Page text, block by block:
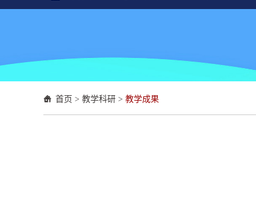
首页 > 教学科研 > 教学成果